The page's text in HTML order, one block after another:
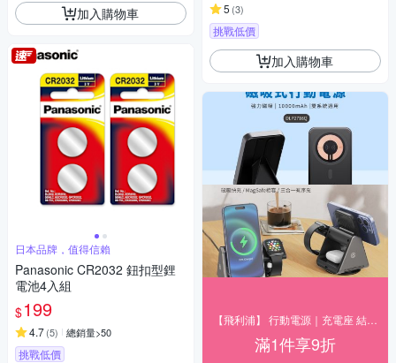
加入購物車
日本品牌，值得信賴
Panasonic CR2032 鈕扣型鋰
電池4入組
$199
4.7(5) 總銷量>50
挑戰低價
5 (3)
挑戰低價
加入購物車
滿1件享9折